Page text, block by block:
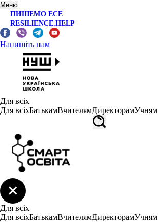
Меню
ПИШЕМО ЕСЕ
RESILIENCE.HELP
Напишіть нам
Для всіх
Для всіхБатькамВчителямДиректорамУчням
Для всіх
Для всіхБатькамВчителямДиректорамУчням